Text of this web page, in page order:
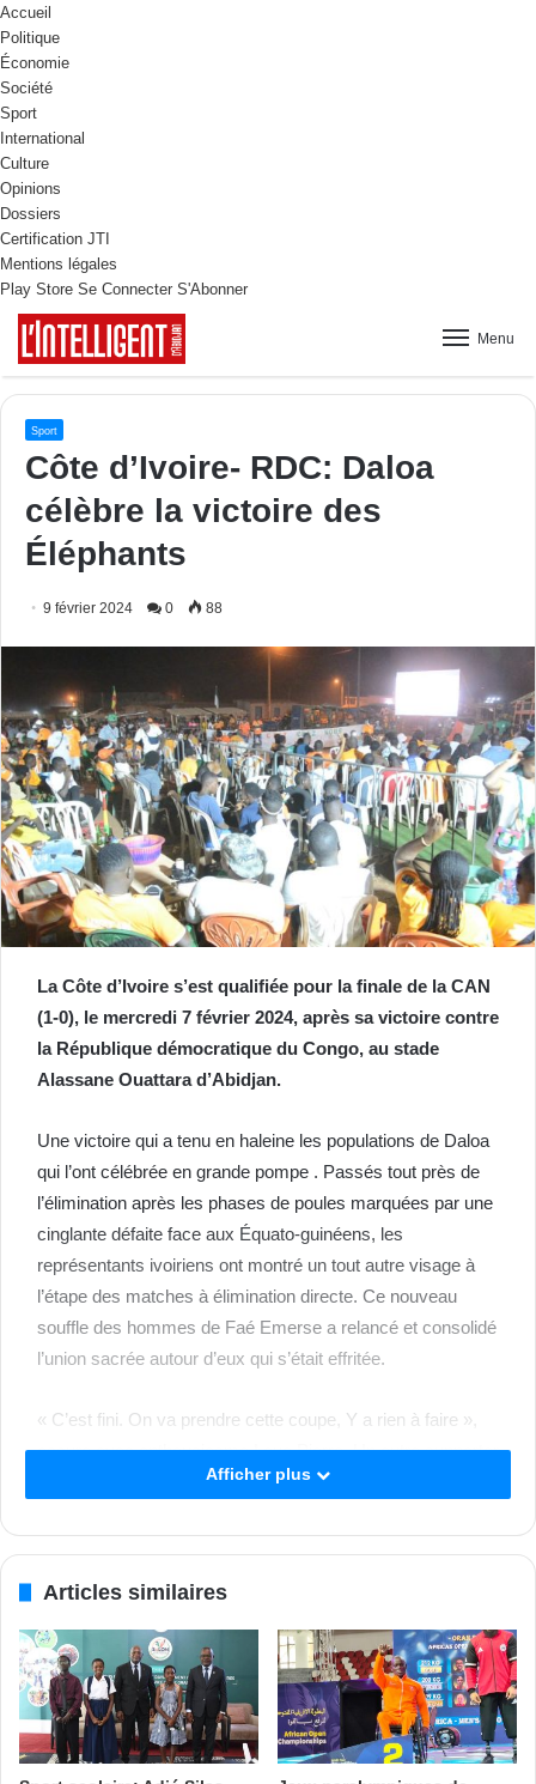
Accueil
Politique
Économie
Société
Sport
International
Culture
Opinions
Dossiers
Certification JTI
Mentions légales
Play Store Se Connecter S'Abonner
Menu
Sport
Côte d’Ivoire- RDC: Daloa
célèbre la victoire des
Éléphants
9 février 2024 0 88
La Côte d’Ivoire s’est qualifiée pour la finale de la CAN
(1-0), le mercredi 7 février 2024, après sa victoire contre
la République démocratique du Congo, au stade
Alassane Ouattara d’Abidjan.
Une victoire qui a tenu en haleine les populations de Daloa
qui l’ont célébrée en grande pompe . Passés tout près de
l’élimination après les phases de poules marquées par une
cinglante défaite face aux Équato-guinéens, les
représentants ivoiriens ont montré un tout autre visage à
l’étape des matches à élimination directe. Ce nouveau
souffle des hommes de Faé Emerse a relancé et consolidé
l’union sacrée autour d’eux qui s’était effritée.
« C’est fini. On va prendre cette coupe, Y a rien à faire »,
assure avec enthousiasme Loua Pierre. Un autre supporter
a rendu hommage à Faé Emerse et ses hommes pour la
le Nigéria » , a-t-il affirmé.
Notons que les Éléphants défieront le Nigeria pour le titre le
dimanche 11 février 2024.
Beker Yao
Afficher plus
Articles similaires